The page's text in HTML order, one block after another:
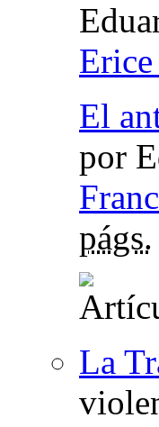
Erice
El
por
págs.
La